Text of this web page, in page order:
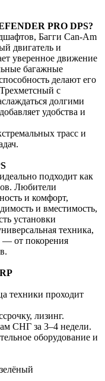
PRO DPS?
Багги Can-Am
двигатель и
уверенное движение
багажные
делают его
с
долгими
удобства и
трасс и
подходит как
Любители
и комфорт,
и вместимость,
установки
техника,
— от покорения
техники проходит
лизинг.
СНГ за 3–4 недели.
оборудование и